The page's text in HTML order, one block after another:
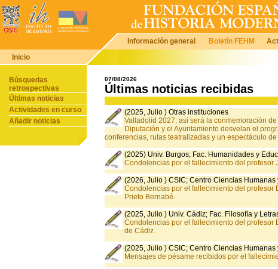
Información general Boletín FEHM
Inicio
Búsquedas
retrospectivas
Últimas noticias
Actividades en curso
Añadir noticias
07/08/2026
Últimas noticias recibidas
(2025, Julio ) Otras instituciones
Valladolid 2027: así será la conmemoración
Diputación y el Ayuntamiento desvelan el
conferencias, rutas teatralizadas y un espectáculo
(2025) Univ. Burgos; Fac. Humanidades y
Condolencias por el fallecimiento del profesor
(2026, Julio ) CSIC; Centro Ciencias Humanas
Condolencias por el fallecimiento del profesor
Prieto Bernabé.
(2025, Julio ) Univ. Cádiz; Fac. Filosofía y
Condolencias por el fallecimiento del profesor
de Cádiz.
(2025, Julio ) CSIC; Centro Ciencias Humanas
Mensajes de pésame recibidos por el